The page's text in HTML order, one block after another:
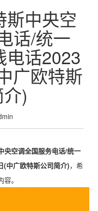
斯中央空
话/统一
电话2023
广欧特斯
)
央空调全国服务电话/统一
(中广欧特斯公司简介)，希
。